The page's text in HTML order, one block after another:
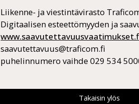
Liikenne- ja viestintävirasto
Digitaalisen esteettömyyden ja
saavutettavuus@traficom.fi
puhelinnumero vaihde 029 534
Takaisin ylös